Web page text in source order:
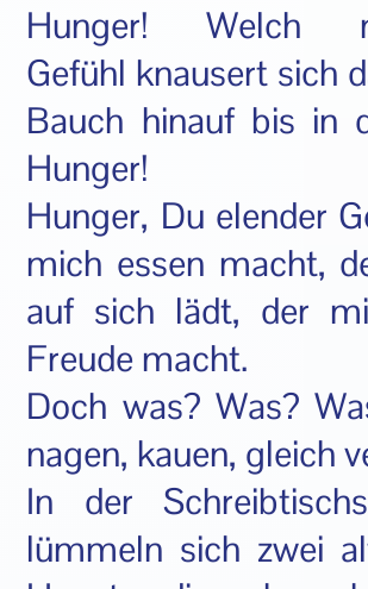
Hunger! Welch
Gefühl knausert sich
Bauch hinauf bis in
Hunger!
Hunger, Du elender
mich essen macht,
auf sich lädt, der
Freude macht.
Doch was? Was?
nagen, kauen, gleich
In der
lümmeln sich zwei